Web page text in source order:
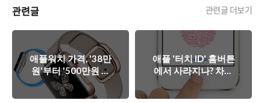
관련글 관련글 더보기
애플워치 가격, '38만
원'부터 '500만원 이
상'까지. 살 만한 가치
있나?
애플 '터치 ID' 홈버튼
에서 사라지나? 차세
대 아이폰(iPhone 6s
or 7) 변하나?